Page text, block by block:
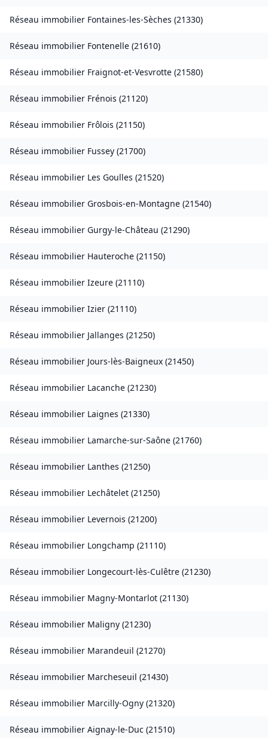
Réseau immobilier Fontaines-les-Sèches (21330)
Réseau immobilier Fontenelle (21610)
Réseau immobilier Fraignot-et-Vesvrotte (21580)
Réseau immobilier Frénois (21120)
Réseau immobilier Frôlois (21150)
Réseau immobilier Fussey (21700)
Réseau immobilier Les Goulles (21520)
Réseau immobilier Grosbois-en-Montagne (21540)
Réseau immobilier Gurgy-le-Château (21290)
Réseau immobilier Hauteroche (21150)
Réseau immobilier Izeure (21110)
Réseau immobilier Izier (21110)
Réseau immobilier Jallanges (21250)
Réseau immobilier Jours-lès-Baigneux (21450)
Réseau immobilier Lacanche (21230)
Réseau immobilier Laignes (21330)
Réseau immobilier Lamarche-sur-Saône (21760)
Réseau immobilier Lanthes (21250)
Réseau immobilier Lechâtelet (21250)
Réseau immobilier Levernois (21200)
Réseau immobilier Longchamp (21110)
Réseau immobilier Longecourt-lès-Culêtre (21230)
Réseau immobilier Magny-Montarlot (21130)
Réseau immobilier Maligny (21230)
Réseau immobilier Marandeuil (21270)
Réseau immobilier Marcheseuil (21430)
Réseau immobilier Marcilly-Ogny (21320)
Réseau immobilier Aignay-le-Duc (21510)